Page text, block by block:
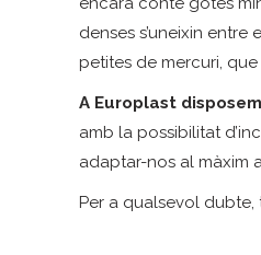
denses s’uneixin
petites de mercuri,
A Europlast
amb la possibilitat
adaptar-nos al màxim
Per a qualsevol dubte,